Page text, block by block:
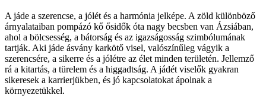
A jáde a szerencse, a jólét és a harmónia jelképe. A zöld különböző
árnyalataiban pompázó kő ősidők óta nagy becsben van Ázsiában,
ahol a bölcsesség, a bátorság és az igazságosság szimbólumának
tartják. Aki jáde ásvány karkötő visel, valószínűleg vágyik a
szerencsére, a sikerre és a jólétre az élet minden területén. Jellemző
rá a kitartás, a türelem és a higgadtság. A jádét viselők gyakran
sikeresek a karrierjükben, és jó kapcsolatokat ápolnak a
környezetükkel.